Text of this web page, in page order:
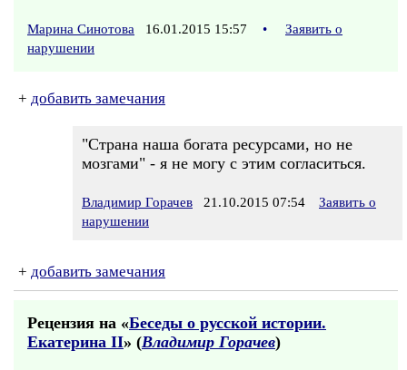
Марина Синотова 16.01.2015 15:57 •
Заявить о
нарушении
+ добавить замечания
"Страна наша богата ресурсами, но не
мозгами" - я не могу с этим согласиться.
Владимир Горачев 21.10.2015 07:54
Заявить о
нарушении
+ добавить замечания
Рецензия на «Беседы о русской истории.
Екатерина II» (Владимир Горачев)